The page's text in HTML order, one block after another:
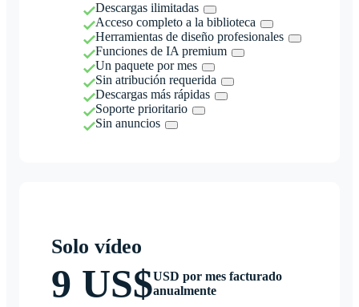
Descargas ilimitadas
Acceso completo a la biblioteca
Herramientas de diseño profesionales
Funciones de IA premium
Un paquete por mes
Sin atribución requerida
Descargas más rápidas
Soporte prioritario
Sin anuncios
Solo vídeo
9 US$USD por mes facturado
anualmente